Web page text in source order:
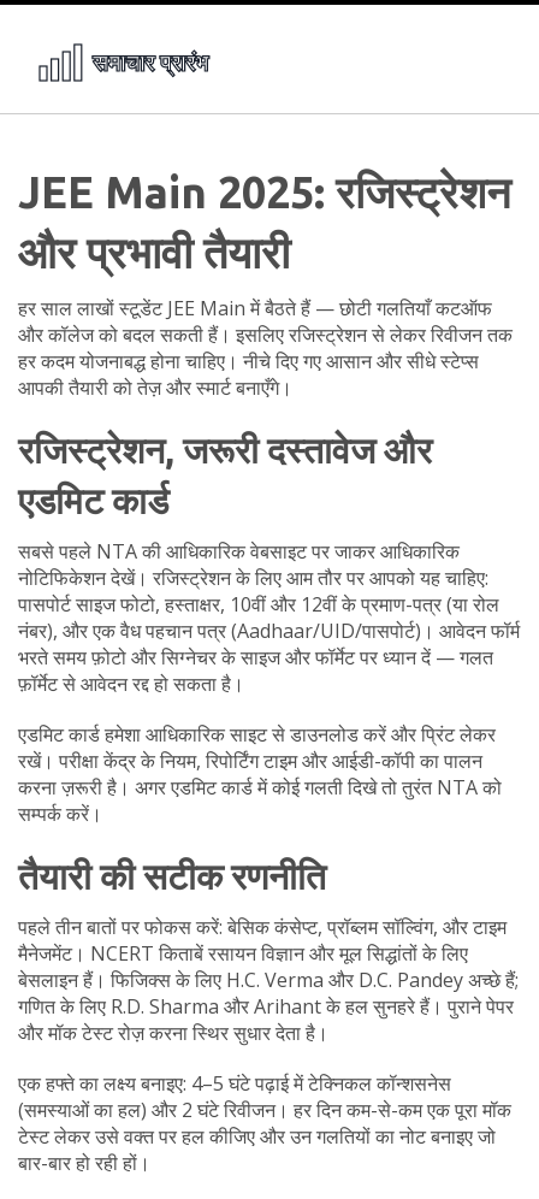
JEE Main 2025: रजिस्ट्रेशन
और प्रभावी तैयारी
हर साल लाखों स्टूडेंट JEE Main में बैठते हैं — छोटी गलतियाँ कटऑफ
और कॉलेज को बदल सकती हैं। इसलिए रजिस्ट्रेशन से लेकर रिवीजन तक
हर कदम योजनाबद्ध होना चाहिए। नीचे दिए गए आसान और सीधे स्टेप्स
आपकी तैयारी को तेज़ और स्मार्ट बनाएँगे।
रजिस्ट्रेशन, जरूरी दस्तावेज और
एडमिट कार्ड
सबसे पहले NTA की आधिकारिक वेबसाइट पर जाकर आधिकारिक
नोटिफिकेशन देखें। रजिस्ट्रेशन के लिए आम तौर पर आपको यह चाहिए:
पासपोर्ट साइज फोटो, हस्ताक्षर, 10वीं और 12वीं के प्रमाण-पत्र (या रोल
नंबर), और एक वैध पहचान पत्र (Aadhaar/UID/पासपोर्ट)। आवेदन फॉर्म
भरते समय फ़ोटो और सिग्नेचर के साइज और फॉर्मेट पर ध्यान दें — गलत
फ़ॉर्मेट से आवेदन रद्द हो सकता है।
एडमिट कार्ड हमेशा आधिकारिक साइट से डाउनलोड करें और प्रिंट लेकर
रखें। परीक्षा केंद्र के नियम, रिपोर्टिंग टाइम और आईडी-कॉपी का पालन
करना ज़रूरी है। अगर एडमिट कार्ड में कोई गलती दिखे तो तुरंत NTA को
सम्पर्क करें।
तैयारी की सटीक रणनीति
पहले तीन बातों पर फोकस करें: बेसिक कंसेप्ट, प्रॉब्लम सॉल्विंग, और टाइम
मैनेजमेंट। NCERT किताबें रसायन विज्ञान और मूल सिद्धांतों के लिए
बेसलाइन हैं। फिजिक्स के लिए H.C. Verma और D.C. Pandey अच्छे हैं;
गणित के लिए R.D. Sharma और Arihant के हल सुनहरे हैं। पुराने पेपर
और मॉक टेस्ट रोज़ करना स्थिर सुधार देता है।
एक हफ्ते का लक्ष्य बनाइए: 4–5 घंटे पढ़ाई में टेक्निकल कॉन्शसनेस
(समस्याओं का हल) और 2 घंटे रिवीजन। हर दिन कम-से-कम एक पूरा मॉक
टेस्ट लेकर उसे वक्त पर हल कीजिए और उन गलतियों का नोट बनाइए जो
बार-बार हो रही हों।